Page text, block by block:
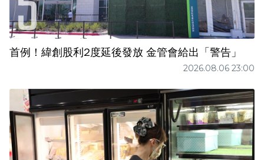
首例！緯創股利2度延後發放 金管會給出「警告」
2026.08.06 23:00